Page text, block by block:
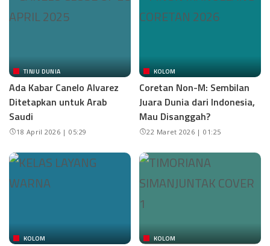
TINJU DUNIA
Ada Kabar Canelo Alvarez
Ditetapkan untuk Arab
Saudi
18 April 2026 | 05:29
KOLOM
Coretan Non-M: Sembilan
Juara Dunia dari Indonesia,
Mau Disanggah?
22 Maret 2026 | 01:25
KOLOM KOLOM